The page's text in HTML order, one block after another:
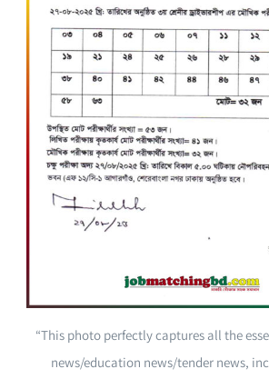
“This photo perfectly captures all the
news/education news/tender news,